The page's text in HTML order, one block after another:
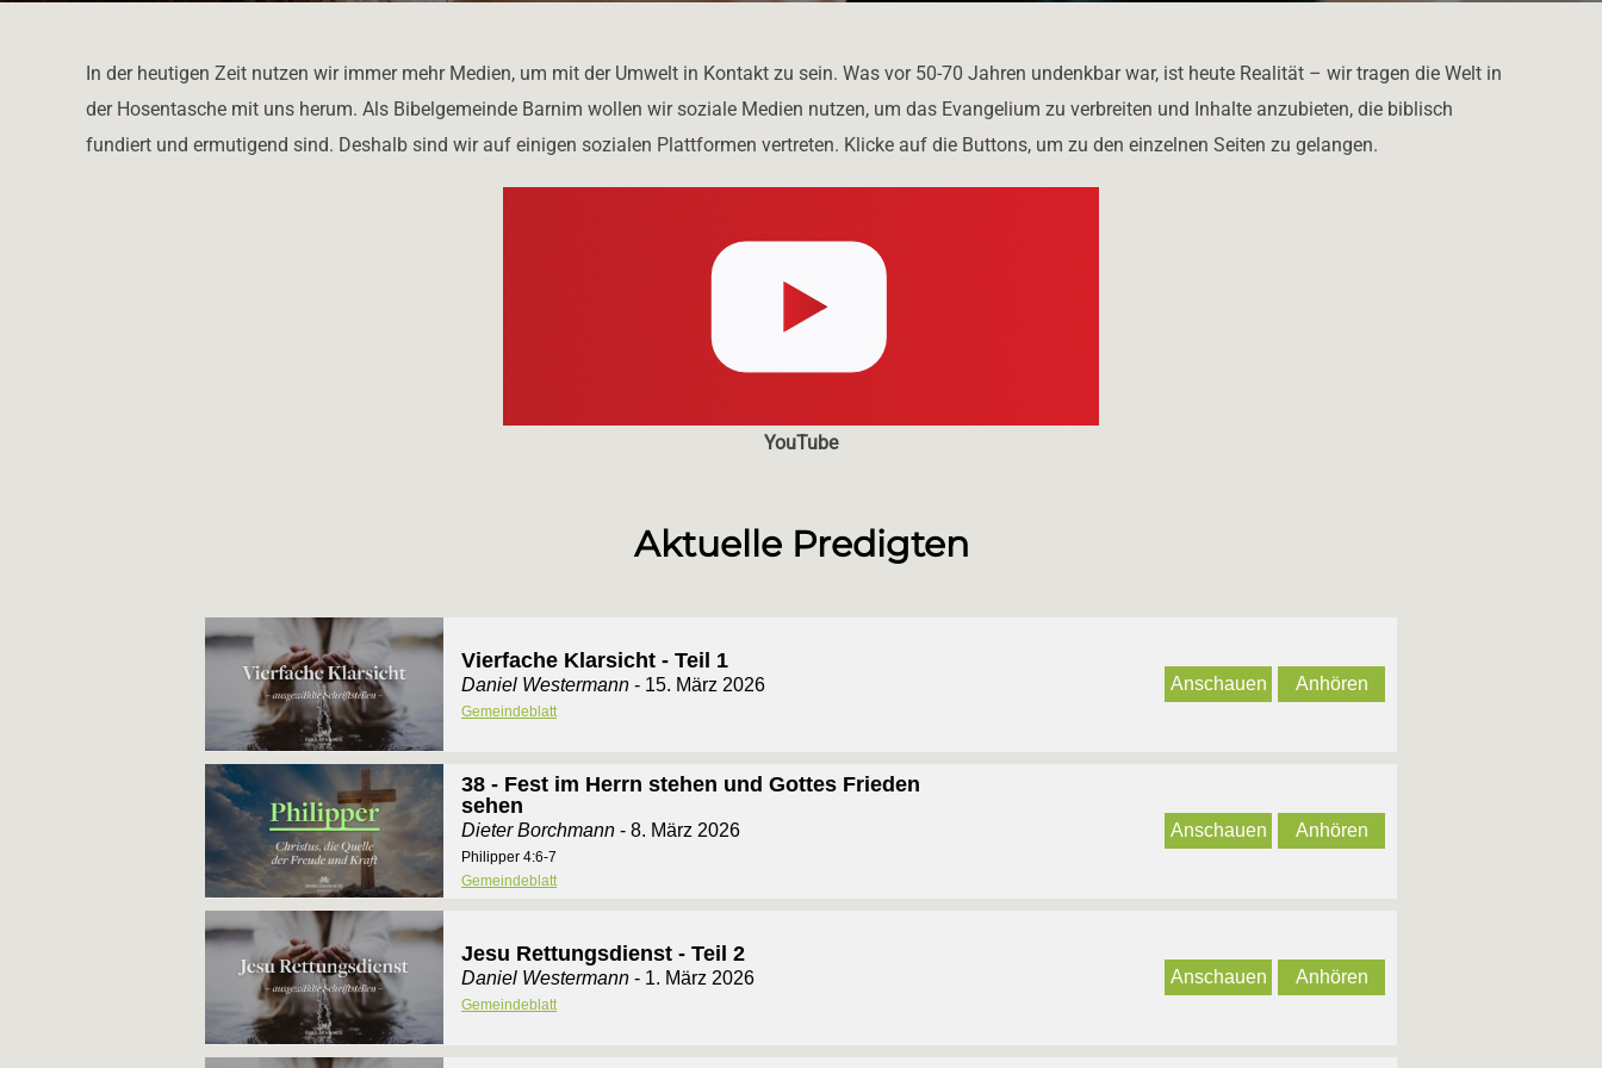
In der heutigen Zeit nutzen wir immer mehr Medien, um mit der Umwelt in Kontakt zu sein. Was vor 50-70 Jahren undenkbar war, ist heute Realität – wir tragen die Welt in
der Hosentasche mit uns herum. Als Bibelgemeinde Barnim wollen wir soziale Medien nutzen, um das Evangelium zu verbreiten und Inhalte anzubieten, die biblisch
fundiert und ermutigend sind. Deshalb sind wir auf einigen sozialen Plattformen vertreten. Klicke auf die Buttons, um zu den einzelnen Seiten zu gelangen.
YouTube
Aktuelle Predigten
Vierfache Klarsicht - Teil 1
Daniel Westermann - 15. März 2026
Gemeindeblatt
Anschauen Anhören
38 - Fest im Herrn stehen und Gottes Frieden
sehen
Dieter Borchmann - 8. März 2026
Philipper 4:6-7
Gemeindeblatt
Anschauen Anhören
Jesu Rettungsdienst - Teil 2
Daniel Westermann - 1. März 2026
Gemeindeblatt
Anschauen Anhören